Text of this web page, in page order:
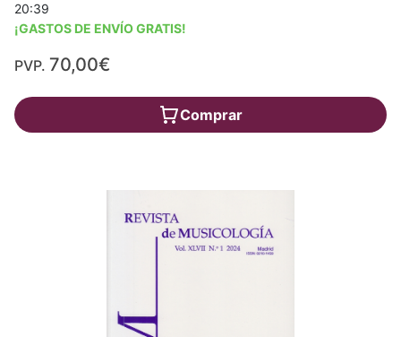
20:39
¡GASTOS DE ENVÍO GRATIS!
PVP. 70,00€
Comprar